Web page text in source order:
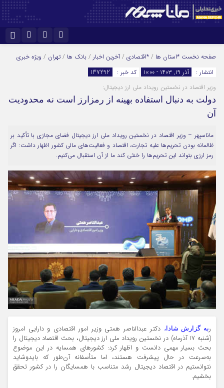
اینستاگرام تلگرام
سروش
نام کاربری یا نشانی ایمیل
رمز عبور
مرا به خاطر بسپار
صفحه نخست *استان ها / *اقتصادی / آخرین اخبار / بانک ها / تهران / ویژه خبری
انتشار :
آذر ۱۹, ۱۴۰۳ - ۱۰:۰۰ کد خبر :
137292
وزیر اقتصاد در نخستین رویداد ملی ارز دیجیتال:
دولت به دنبال استفاده بهینه از رمزارز است نه محدودیت
آن
ماناسپهر – وزیر اقتصاد در نخستین رویداد ملی ارز دیجیتال فضای مجازی با تأکید بر
ظالمانه بودن تحریم‌ها علیه تجارت، اقتصاد و فعالیت‌های مالی کشور اظهار داشت: اگر
رمز ارزی بتواند این تحریم‌ها را خنثی کند ما از آن استقبال می‌کنیم.
ربه گزارش شادا، دکتر عبدالناصر همتی وزیر امور اقتصادی و دارایی امروز
(شنبه 17 آذرماه) در نخستین رویداد ملی ارز دیجیتال، بحث اقتصاد دیجیتال را
بحث بسیار مهمی دانست و اظهار کرد: کشورهای همسایه در این موضوع
به‌سرعت در حال پیشرفت هستند، اما متأسفانه آن‌طور که بایدوشاید
نتوانستیم در اقتصاد دیجیتال رشد متناسب با همسایگان را در کشور تحقق
بخشیم.